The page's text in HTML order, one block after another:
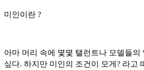
미인이란 ?
아마 머리 속에 몇몇 탤런트나 모델들
싶다. 하지만 미인의 조건이 모게? 라고